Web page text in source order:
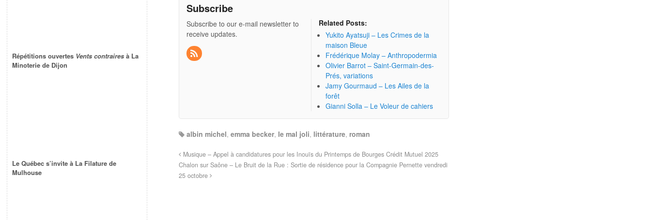
Subscribe
Subscribe to our e-mail newsletter to
receive updates.
Related Posts:
Yukito Ayatsuji – Les Crimes de la
maison Bleue
Frédérique Molay – Anthropodermia
Olivier Barrot – Saint-Germain-des-
Prés, variations
Jamy Gourmaud – Les Ailes de la
forêt
Gianni Solla – Le Voleur de cahiers
albin michel,emma becker, le mal joli, littérature, roman
Musique – Appel à candidatures pour les Inouïs du Printemps de Bourges Crédit Mutuel 2025
Chalon sur Saône – Le Bruit de la Rue : Sortie de résidence pour la Compagnie Pernette vendredi
25 octobre
Répétitions ouvertes Vents contraires à La
Minoterie de Dijon
Le Québec s’invite à La Filature de
Mulhouse